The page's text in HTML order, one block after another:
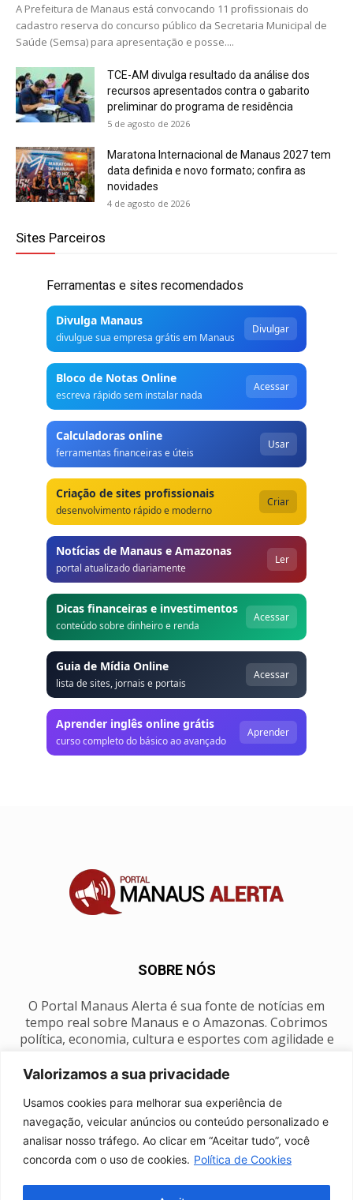
Valorizamos a sua privacidade
Usamos cookies para melhorar sua experiência de
navegação, veicular anúncios ou conteúdo personalizado e
analisar nosso tráfego. Ao clicar em “Aceitar tudo”, você
concorda com o uso de cookies. Política de Cookies
A Prefeitura de Manaus está convocando 11 profissionais do
cadastro reserva do concurso público da Secretaria Municipal de
Saúde (Semsa) para apresentação e posse....
TCE-AM divulga resultado da análise dos
recursos apresentados contra o gabarito
preliminar do programa de residência
5 de agosto de 2026
Maratona Internacional de Manaus 2027 tem
data definida e novo formato; confira as
novidades
4 de agosto de 2026
Sites Parceiros
Ferramentas e sites recomendados
Divulga Manaus
divulgue sua empresa grátis em Manaus
Divulgar
Bloco de Notas Online
escreva rápido sem instalar nada
Acessar
Calculadoras online
ferramentas financeiras e úteis
Usar
Criação de sites profissionais
desenvolvimento rápido e moderno
Criar
Notícias de Manaus e Amazonas
portal atualizado diariamente
Ler
Dicas financeiras e investimentos
conteúdo sobre dinheiro e renda
Acessar
Guia de Mídia Online
lista de sites, jornais e portais
Acessar
Aprender inglês online grátis
curso completo do básico ao avançado
Aprender
SOBRE NÓS
O Portal Manaus Alerta é sua fonte de notícias em
tempo real sobre Manaus e o Amazonas. Cobrimos
política, economia, cultura e esportes com agilidade e
manausalerta@gmail.com
SIGA-NOS